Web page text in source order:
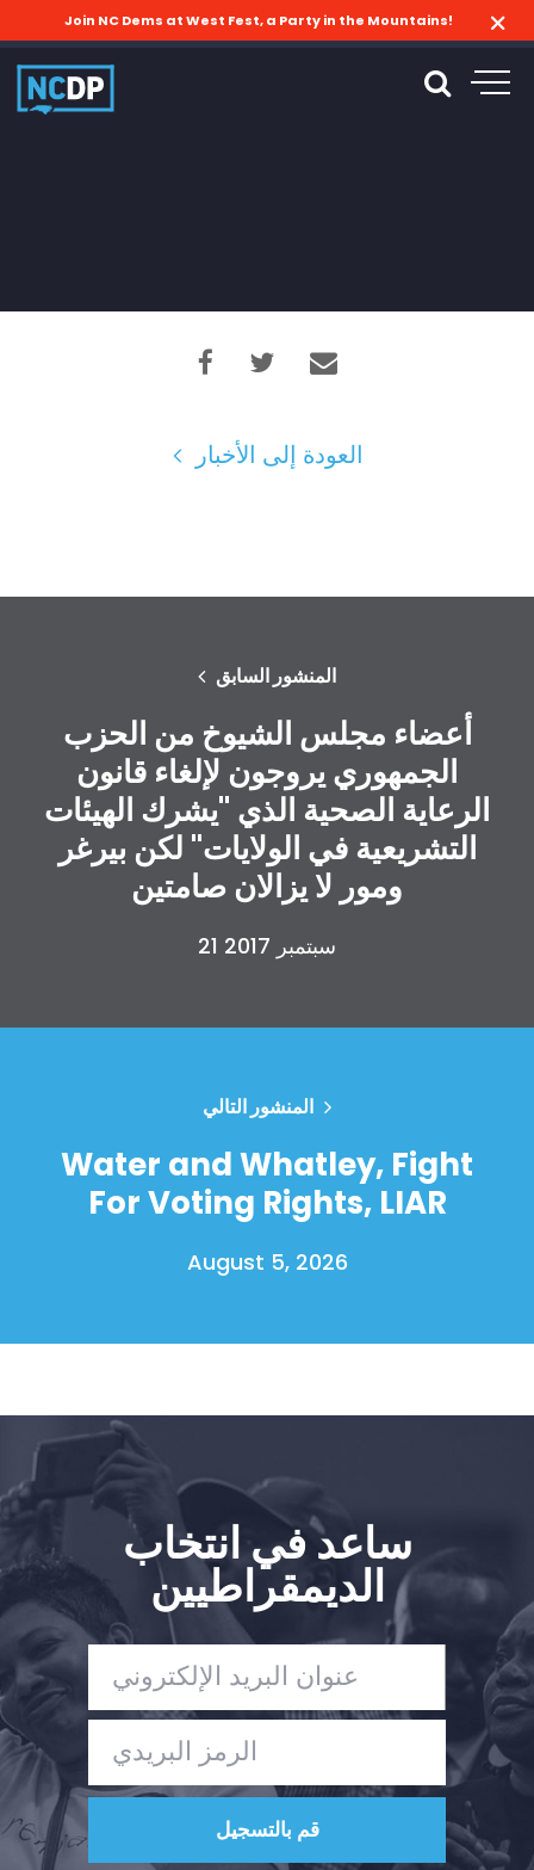
Shop
العمل معنا
الصحافة
حفلتك
الإجراء
Vote
تبرع
Join NC Dems at West Fest, a Party in the Mountains!
العودة إلى الأخبار
المنشور السابق
أعضاء مجلس الشيوخ من الحزب
الجمهوري يروجون لإلغاء قانون
الرعاية الصحية الذي "يشرك الهيئات
التشريعية في الولايات" لكن بيرغر
ومور لا يزالان صامتين
21 سبتمبر 2017
المنشور التالي
Water and Whatley, Fight
For Voting Rights, LIAR
August 5, 2026
ساعد في انتخاب
الديمقراطيين